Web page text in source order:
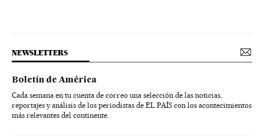
NEWSLETTERS
Boletín de América
Cada semana en tu cuenta de correo una selección de las noticias,
reportajes y análisis de los periodistas de EL PAÍS con los acontecimientos
más relevantes del continente.